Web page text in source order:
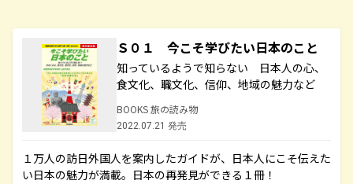
Ｓ０１ 今こそ学びたい日本のこと
知っているようで知らない 日本人の心、
食文化、職文化、信仰、地域の魅力など
BOOKS 旅の読み物
2022.07.21 発売
１万人の訪日外国人を案内したガイドが、日本人にこそ伝えた
い日本の魅力が満載。日本の再発見ができる１冊！